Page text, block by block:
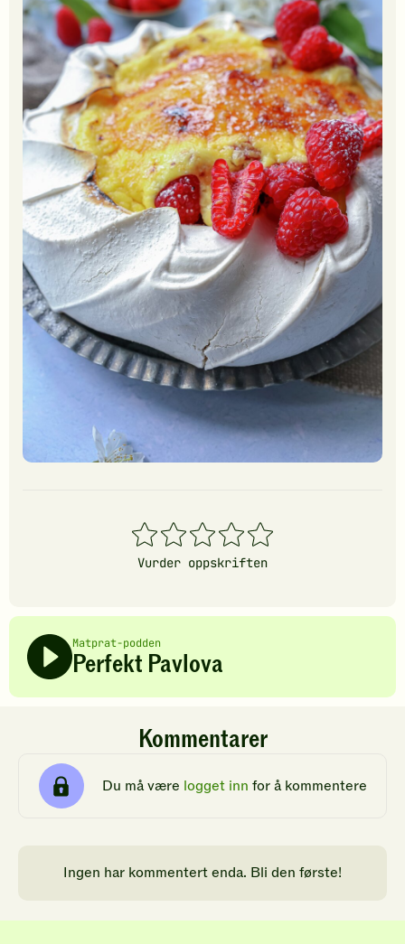
1
stjerner
2
stjerner
3
stjerner
4
stjerner
5
stjerner
Vurder oppskriften
Matprat-podden
Perfekt Pavlova
Kommentarer
Du må være logget inn for å kommentere
Ingen har kommentert enda. Bli den første!